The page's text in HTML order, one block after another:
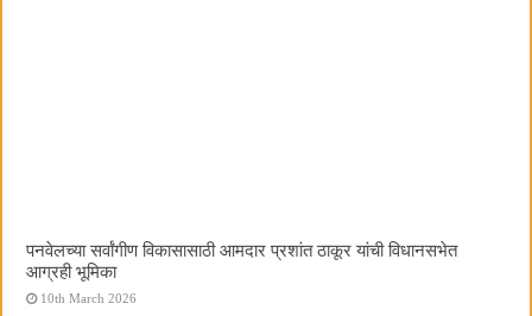
पनवेलच्या सर्वांगीण विकासासाठी आमदार प्रशांत ठाकूर यांची विधानसभेत
आग्रही भूमिका
10th March 2026